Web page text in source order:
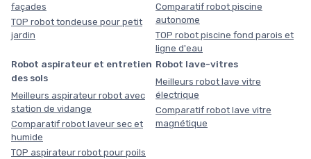
façades
TOP robot tondeuse pour petit
jardin
Comparatif robot piscine
autonome
TOP robot piscine fond parois et
ligne d'eau
Robot aspirateur et entretien
des sols
Meilleurs aspirateur robot avec
station de vidange
Comparatif robot laveur sec et
humide
TOP aspirateur robot pour poils
Robot lave-vitres
Meilleurs robot lave vitre
électrique
Comparatif robot lave vitre
magnétique